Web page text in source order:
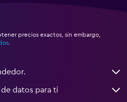
precios exactos, sin embargo,
.
datos para ti